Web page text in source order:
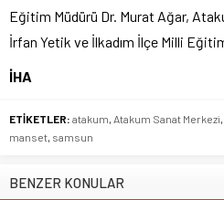
Eğitim Müdürü Dr. Murat Ağar,
İrfan Yetik ve İlkadım İlçe Milli
İHA
ETİKETLER: atakum Atakum Sanat Merkezi
manset samsun
BENZER KONULAR